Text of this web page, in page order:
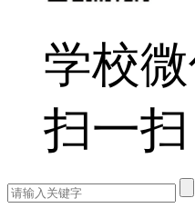
学校
扫一